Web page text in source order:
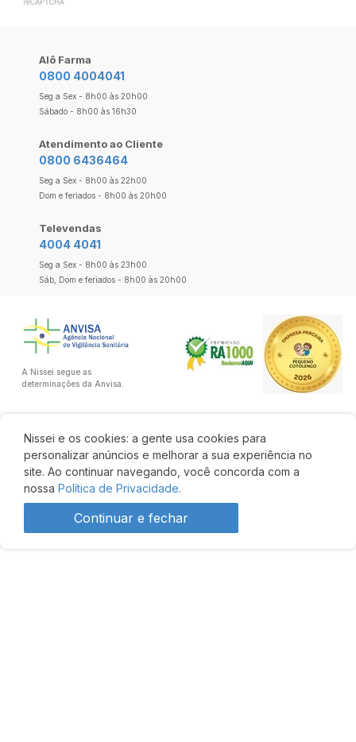
Nissei e os cookies: a gente usa cookies para
personalizar anúncios e melhorar a sua experiência no
site. Ao continuar navegando, você concorda com a
nossa Política de Privacidade.
Continuar e fechar
Alô Farma
0800 4004041
Seg a Sex - 8h00 às 20h00
Sábado - 8h00 às 16h30
Atendimento ao Cliente
0800 6436464
Seg a Sex - 8h00 às 22h00
Dom e feriados - 8h00 às 20h00
Televendas
4004 4041
Seg a Sex - 8h00 às 23h00
Sáb, Dom e feriados - 8h00 às 20h00
A Nissei segue as
determinações da Anvisa.